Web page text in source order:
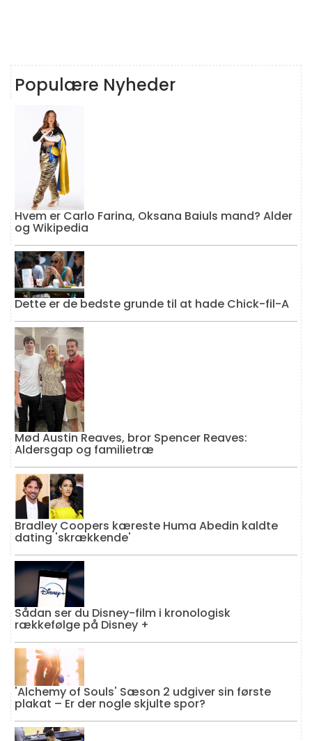
Populære Nyheder
Hvem er Carlo Farina, Oksana Baiuls mand? Alder
og Wikipedia
Dette er de bedste grunde til at hade Chick-fil-A
Mød Austin Reaves, bror Spencer Reaves:
Aldersgap og familietræ
Bradley Coopers kæreste Huma Abedin kaldte
dating 'skrækkende'
Sådan ser du Disney-film i kronologisk
rækkefølge på Disney +
'Alchemy of Souls' Sæson 2 udgiver sin første
plakat – Er der nogle skjulte spor?